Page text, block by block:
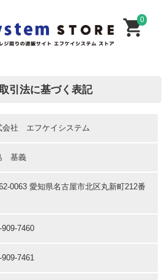
0
引法に基づく表記
会社 エフケイシステム
基義
0063 愛知県名古屋市北区丸新町212番
909-7460
7461